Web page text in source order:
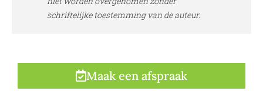
schriftelijke toestemming van de auteur.
Maak een afspraak